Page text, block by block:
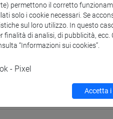
permettono il corretto
solo i cookie necessari. Se
sul loro utilizzo. In questo
di analisi, di pubblicità, ecc.
“Informazioni sui cookies”.
- Pixel
Accetta i